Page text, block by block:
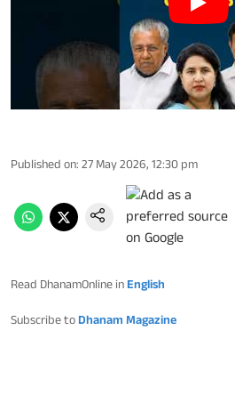
Published on: 27 May 2026, 12:30 pm
Read DhanamOnline in English
Subscribe to Dhanam Magazine